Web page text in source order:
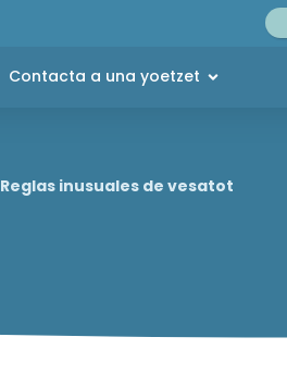
Contacta a una yoetzet
Reglas inusuales de vesatot